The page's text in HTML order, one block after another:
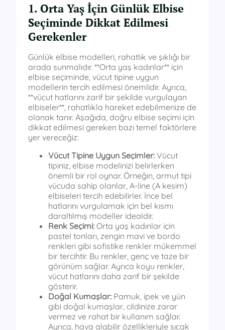
1. Orta Yaş İçin Günlük Elbise
Seçiminde Dikkat Edilmesi
Gerekenler
Günlük elbise modelleri, rahatlık ve şıklığı bir
arada sunmalıdır. **Orta yaş kadınlar** için
elbise seçiminde, vücut tipine uygun
modellerin tercih edilmesi önemlidir. Ayrıca,
**vücut hatlarını zarif bir şekilde vurgulayan
elbiseler**, rahatlıkla hareket edebilmenize de
olanak tanır. Aşağıda, doğru elbise seçimi için
dikkat edilmesi gereken bazı temel faktörlere
yer vereceğiz:
Vücut Tipine Uygun Seçimler: Vücut
tipiniz, elbise modelinizi belirlerken
önemli bir rol oynar. Örneğin, armut tipi
vücuda sahip olanlar, A-line (A kesim)
elbiseleri tercih edebilirler. İnce bel
hatlarını vurgulamak için bel kısmı
daraltılmış modeller idealdir.
Renk Seçimi: Orta yaş kadınlar için
pastel tonları, zengin mavi ve bordo
renkleri gibi sofistike renkler mükemmel
bir tercihtir. Bu renkler, genç ve taze bir
görünüm sağlar. Ayrıca koyu renkler,
vücut hatlarını daha zarif bir şekilde
gösterir.
Doğal Kumaşlar: Pamuk, ipek ve yün
gibi doğal kumaşlar, cildinize zarar
vermez ve rahat bir kullanım sağlar.
Ayrıca, hava alabilir özellikleriyle sıcak